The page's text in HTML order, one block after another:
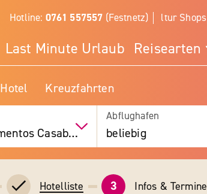
Hotline: 0761 557557 (Festnetz) ltur Shops
Last Minute Urlaub Reisearten
Hotel Kreuzfahrten
Hotel y Apartamentos Casablanca
Abflughafen
beliebig
Hotelliste 3 Infos & Termine